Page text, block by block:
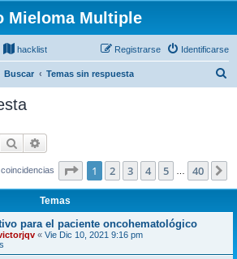
Mieloma Multiple
hacklist Identificarse
Registrarse
Buscar Temas sin respuesta
Buscar
Página de 40
1 2 3 4 5 40
Temas
para el paciente oncohematológico
« Vie Dic 10, 2021 9:16 pm